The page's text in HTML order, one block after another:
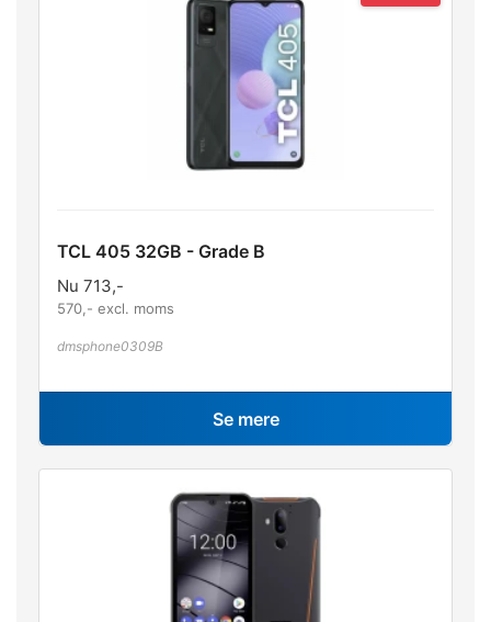
TCL 405 32GB - Grade B
Nu 713,-
570 ,- excl. moms
dmsphone0309B
Se mere